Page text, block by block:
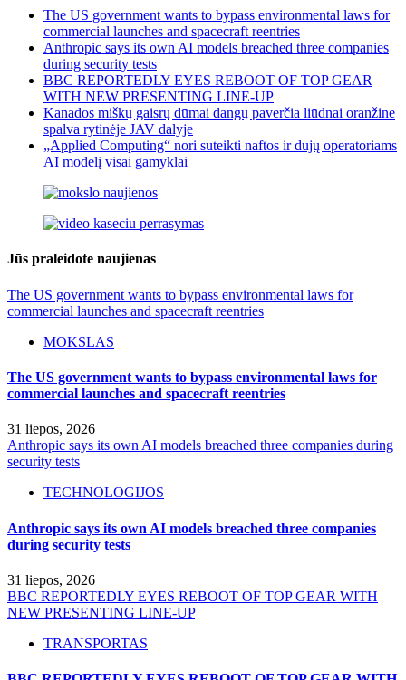
The US government wants to bypass environmental laws for
commercial launches and spacecraft reentries
Anthropic says its own AI models breached three companies
during security tests
BBC REPORTEDLY EYES REBOOT OF TOP GEAR
WITH NEW PRESENTING LINE-UP
Kanados miškų gaisrų dūmai dangų paverčia liūdnai oranžine
spalva rytinėje JAV dalyje
„Applied Computing“ nori suteikti naftos ir dujų operatoriams
AI modelį visai gamyklai
Jūs praleidote naujienas
The US government wants to bypass environmental laws for
commercial launches and spacecraft reentries
MOKSLAS
The US government wants to bypass environmental laws for
commercial launches and spacecraft reentries
31 liepos, 2026
Anthropic says its own AI models breached three companies during
security tests
TECHNOLOGIJOS
Anthropic says its own AI models breached three companies
during security tests
31 liepos, 2026
BBC REPORTEDLY EYES REBOOT OF TOP GEAR WITH
NEW PRESENTING LINE-UP
TRANSPORTAS